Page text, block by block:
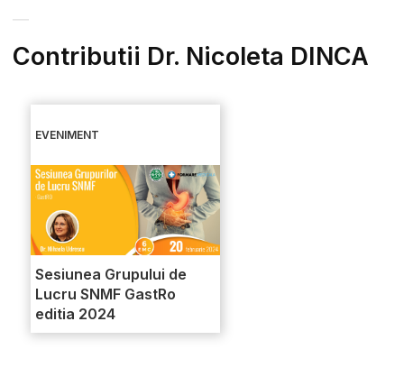
Contributii Dr. Nicoleta DINCA
EVENIMENT
Sesiunea Grupului de
Lucru SNMF GastRo
editia 2024